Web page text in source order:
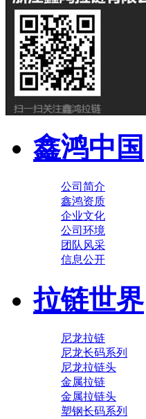
鑫鸿中国
公司简介
鑫鸿资质
企业文化
公司环境
团队风采
信息公开
拉链世界
尼龙拉链
尼龙长码系列
尼龙拉链头
金属拉链
金属拉链头
塑钢长码系列